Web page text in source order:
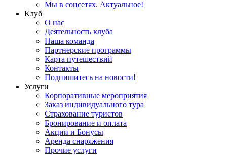
Мы в соцсетях. Актуальное!
Клуб
О нас
Деятельность клуба
Наша команда
Партнерские программы
Карта путешествий
Контакты
Подпишитесь на новости!
Услуги
Корпоративные мероприятия
Заказ индивидуального тура
Страхование туристов
Бронирование и оплата
Акции и Бонусы
Аренда снаряжения
Прочие услуги